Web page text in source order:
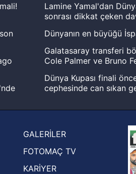
3. Ön
oldu!
Lamine Yamal'dan
sonrası dikkat çeken
Dünyanın en büyüğü
Galatasaray transferi
Cole Palmer ve Bruno
Dünya Kupası finali
cephesinde can sıkan
Hernan Crespo,
ekiplerinden Atlas'ın
oldu
GALERİLER
FOTOMAÇ TV
KARİYER